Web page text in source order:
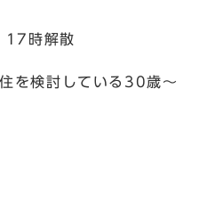
17時解散
を検討している30歳～